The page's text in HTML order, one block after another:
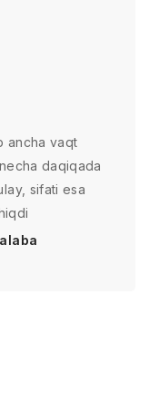
ancha vaqt
daqiqada
sifati esa